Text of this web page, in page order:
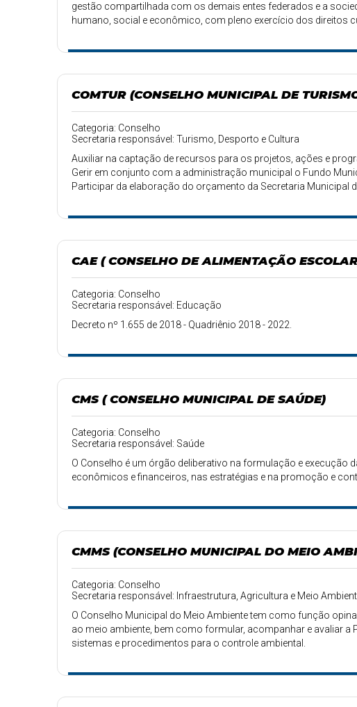
gestão compartilhada com os demais entes federados e a
humano, social e econômico, com pleno exercício dos direitos
COMTUR (CONSELHO MUNICIPAL DE
Categoria: Conselho
Secretaria responsável: Turismo, Desporto e Cultura
Auxiliar na captação de recursos para os projetos, ações e
Gerir em conjunto com a administração municipal o Fundo
Participar da elaboração do orçamento da Secretaria Municipal
Decreto Nº026 , 11 de abril de 2022.
CAE ( CONSELHO DE ALIMENTAÇÃO
Categoria: Conselho
Secretaria responsável: Educação
Decreto nº 1.655 de 2018 - Quadriênio 2018 - 2022.
CMS ( CONSELHO MUNICIPAL DE SAÚDE)
Categoria: Conselho
Secretaria responsável: Saúde
O Conselho é um órgão deliberativo na formulação e execução
econômicos e financeiros, nas estratégias e na promoção e
CMMS (CONSELHO MUNICIPAL DO MEIO
Categoria: Conselho
Secretaria responsável: Infraestrutura, Agricultura e Meio
O Conselho Municipal do Meio Ambiente tem como função
ao meio ambiente, bem como formular, acompanhar e avaliar a
sistemas e procedimentos para o controle ambiental.